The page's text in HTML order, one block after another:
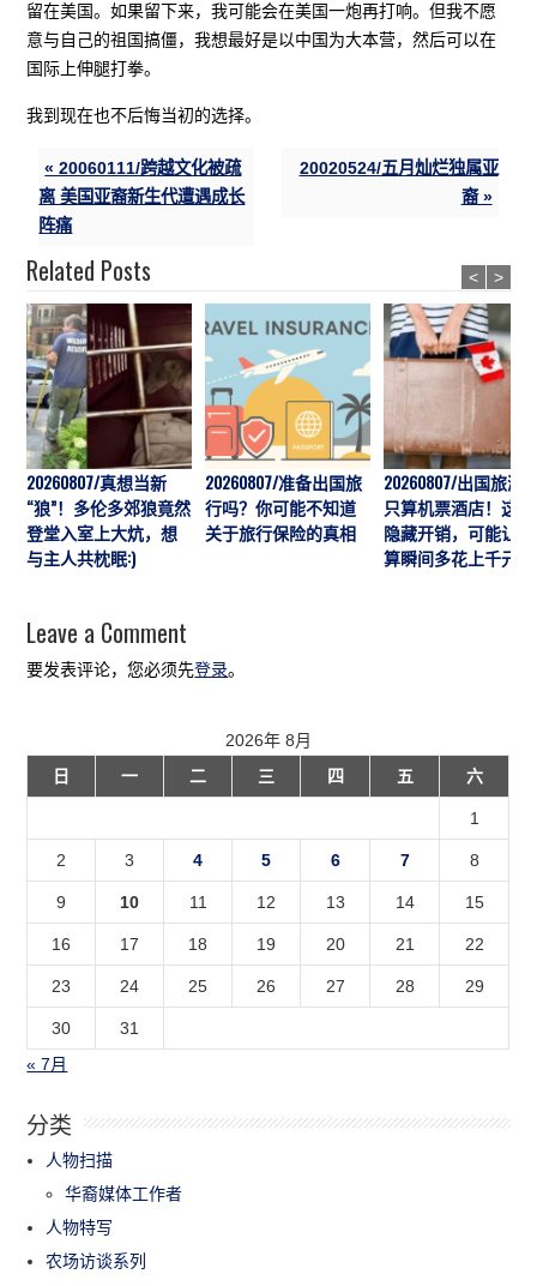
留在美国。如果留下来，我可能会在美国一炮再打响。但我不愿
意与自己的祖国搞僵，我想最好是以中国为大本营，然后可以在
国际上伸腿打拳。
我到现在也不后悔当初的选择。
« 20060111/跨越文化被疏
离 美国亚裔新生代遭遇成长
阵痛
20020524/五月灿烂独属亚
裔 »
Related Posts
20260807/真想当新
“狼”！多伦多郊狼竟然
登堂入室上大炕，想
与主人共枕眠:)
20260807/准备出国旅
行吗？你可能不知道
关于旅行保险的真相
20260807/出国旅游
只算机票酒店！这7
隐藏开销，可能让预
算瞬间多花上千元
< >
Leave a Comment
要发表评论，您必须先登录。
2026年 8月
日
一 二 三 四 五 六
1
2 3 4 5 6 7 8
9 10 11 12 13 14 15
16 17 18 19 20 21 22
23 24 25 26 27 28 29
30
31
« 7月
分类
人物扫描
华裔媒体工作者
人物特写
农场访谈系列